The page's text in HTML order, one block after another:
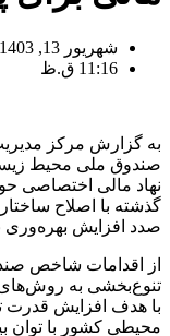
شهریور 13, 1403
11:16 ق.ظ
به گزارش مرکز
صندوق ملی محیط
نهاد مالی اختصاصی
گذشته با اصلاح
صدد افزایش بهره‌وری
از اقدامات شاخص
تنوع‌بخشی به
با هدف افزایش
محیطی کشور با توان